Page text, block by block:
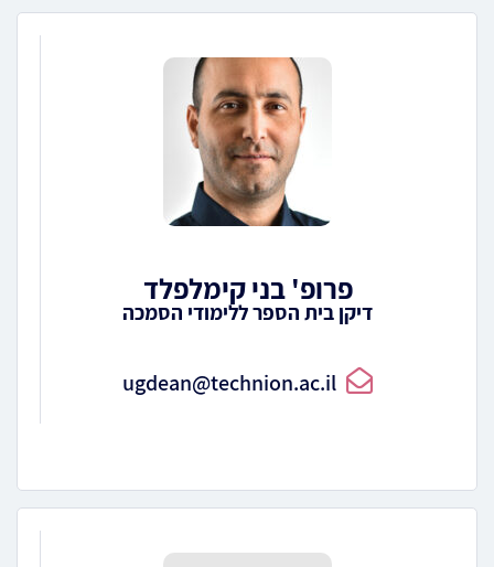
פרופ' בני קימלפלד
דיקן בית הספר ללימודי הסמכה
ugdean@technion.ac.il